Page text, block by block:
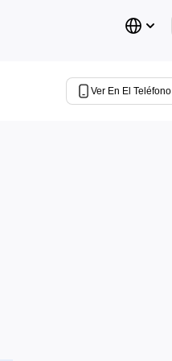
Ver En El Teléfono